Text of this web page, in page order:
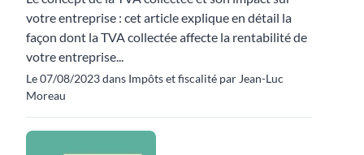
votre entreprise : cet article explique en détail la
façon dont la TVA collectée affecte la rentabilité de
votre entreprise...
Le 07/08/2023 dans Impôts et fiscalité par Jean-Luc
Moreau